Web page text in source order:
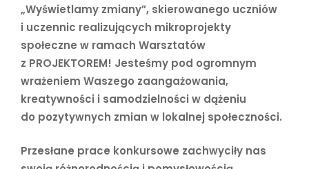
„Wyświetlamy zmiany”, skierowanego uczniów
i uczennic realizujących mikroprojekty
społeczne w ramach Warsztatów
z PROJEKTOREM! Jesteśmy pod ogromnym
wrażeniem Waszego zaangażowania,
kreatywności i samodzielności w dążeniu
do pozytywnych zmian w lokalnej społeczności.
Przesłane prace konkursowe zachwyciły nas